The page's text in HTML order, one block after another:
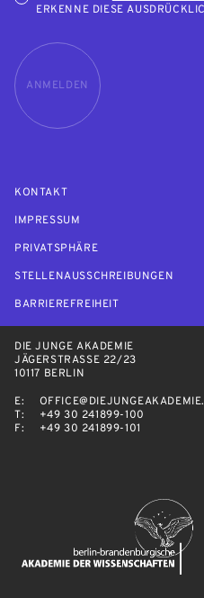
ERKENNE DIESE
ANMELDEN
KONTAKT
IMPRESSUM
PRIVATSPHÄRE
STELLENAUSSCHREIBUNGEN
BARRIEREFREIHEIT
DIE JUNGE AKADEMIE
JÄGERSTRASSE 22/23
10117 BERLIN
E:
T:
+49 30 241899-100
F:
+49 30 241899-101